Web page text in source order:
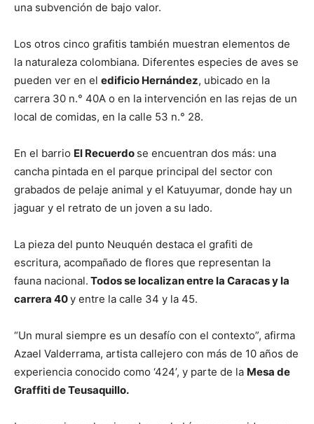
una subvención de bajo valor.
Los otros cinco grafitis también muestran elementos de
la naturaleza colombiana. Diferentes especies de aves se
pueden ver en el edificio Hernández, ubicado en la
carrera 30 n.° 40A o en la intervención en las rejas de un
local de comidas, en la calle 53 n.° 28.
En el barrio El Recuerdo se encuentran dos más: una
cancha pintada en el parque principal del sector con
grabados de pelaje animal y el Katuyumar, donde hay un
jaguar y el retrato de un joven a su lado.
La pieza del punto Neuquén destaca el grafiti de
escritura, acompañado de flores que representan la
fauna nacional. Todos se localizan entre la Caracas y la
carrera 40y entre la calle 34 y la 45.
“Un mural siempre es un desafío con el contexto”, afirma
Azael Valderrama, artista callejero con más de 10 años de
experiencia conocido como ‘424’, y parte de la Mesa de
Graffiti de Teusaquillo.